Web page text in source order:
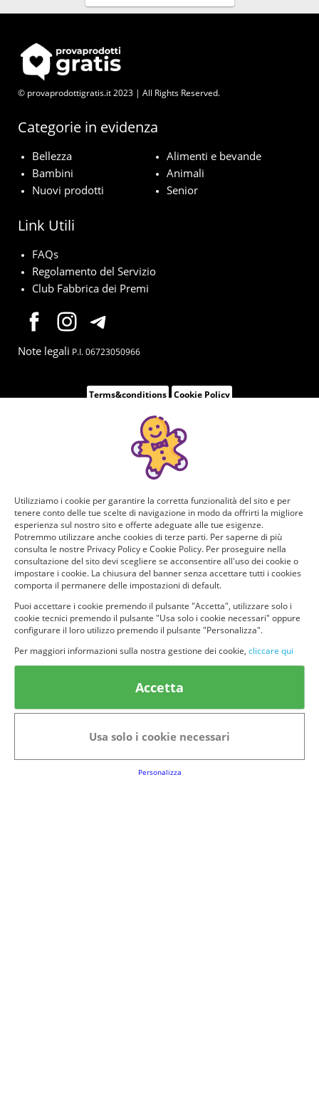
© provaprodottigratis.it 2023 | All Rights Reserved.
Categorie in evidenza
Bellezza
Alimenti e bevande
Bambini
Animali
Nuovi prodotti
Senior
Link Utili
FAQs
Regolamento del Servizio
Club Fabbrica dei Premi
Note legali P.I. 06723050966
Terms&conditions Cookie Policy
Utilizziamo i cookie per garantire la corretta funzionalità del sito e per
tenere conto delle tue scelte di navigazione in modo da offrirti la migliore
esperienza sul nostro sito e offerte adeguate alle tue esigenze.
Potremmo utilizzare anche cookies di terze parti. Per saperne di più
consulta le nostre Privacy Policy e Cookie Policy. Per proseguire nella
consultazione del sito devi scegliere se acconsentire all'uso dei cookie o
impostare i cookie. La chiusura del banner senza accettare tutti i cookies
comporta il permanere delle impostazioni di default.
Puoi accettare i cookie premendo il pulsante "Accetta", utilizzare solo i
cookie tecnici premendo il pulsante "Usa solo i cookie necessari" oppure
configurare il loro utilizzo premendo il pulsante "Personalizza".
Per maggiori informazioni sulla nostra gestione dei cookie, cliccare qui
Accetta
Usa solo i cookie necessari
Personalizza